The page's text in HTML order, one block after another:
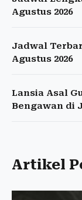
Agustus 2026
Jadwal
Agustus 2026
Lansia Asal
Bengawan di
Artikel